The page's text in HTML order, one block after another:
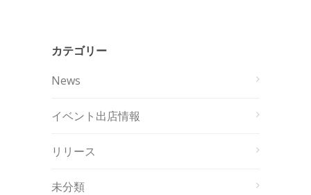
カテゴリー
News
イベント出店情報
リリース
未分類